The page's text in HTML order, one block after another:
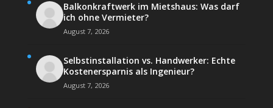
Balkonkraftwerk im Mietshaus: Was darf
ich ohne Vermieter?
August 7, 2026
Selbstinstallation vs. Handwerker: Echte
Kostenersparnis als Ingenieur?
August 7, 2026